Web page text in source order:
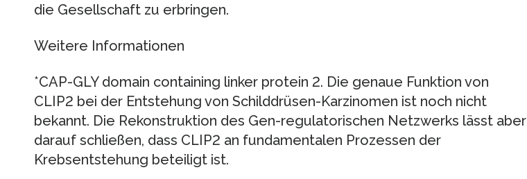
die Gesellschaft zu erbringen.
Weitere Informationen
*CAP-GLY domain containing linker protein 2. Die genaue Funktion von
CLIP2 bei der Entstehung von Schilddrüsen-Karzinomen ist noch nicht
bekannt. Die Rekonstruktion des Gen-regulatorischen Netzwerks lässt aber
darauf schließen, dass CLIP2 an fundamentalen Prozessen der
Krebsentstehung beteiligt ist.